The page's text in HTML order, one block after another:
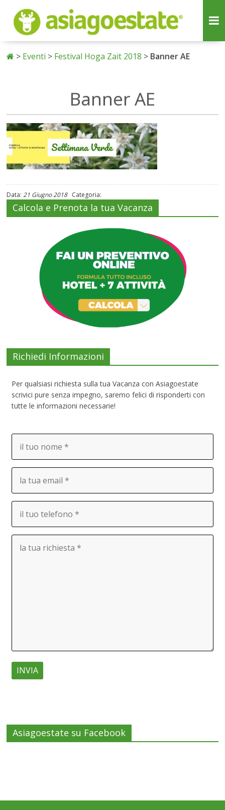
> Eventi > Festival Hoga Zait 2018 > Banner AE
Banner AE
Data:21 Giugno 2018Categoria:
Calcola e Prenota la tua Vacanza
Richiedi Informazioni
Per qualsiasi richiesta sulla tua Vacanza con Asiagoestate
scrivici pure senza impegno, saremo felici di risponderti con
tutte le informazioni necessarie!
Asiagoestate su Facebook